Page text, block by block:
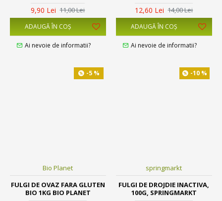
9,90 Lei 11,00 Lei
ADAUGĂ ÎN COŞ
Ai nevoie de informatii?
12,60 Lei 14,00 Lei
ADAUGĂ ÎN COŞ
Ai nevoie de informatii?
-5 %
Bio Planet
FULGI DE OVAZ FARA GLUTEN
BIO 1KG BIO PLANET
-10 %
springmarkt
FULGI DE DROJDIE INACTIVA,
100G, SPRINGMARKT